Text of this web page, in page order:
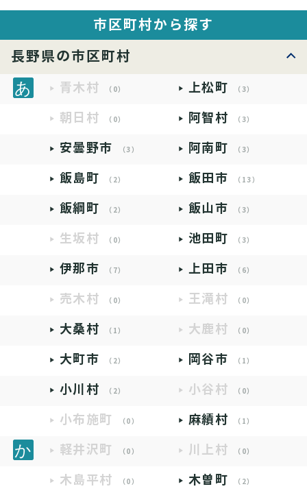
市区町村から探す
長野県の市区町村
青木村 （0） 上松町 （3）
朝日村 （0） 阿智村 （3）
安曇野市 （3） 阿南町 （3）
飯島町 （2） 飯田市 （13）
飯綱町 （2） 飯山市 （3）
生坂村 （0） 池田町 （3）
伊那市 （7） 上田市 （6）
売木村 （0） 王滝村 （0）
大桑村 （1） 大鹿村 （0）
大町市 （2） 岡谷市 （1）
小川村 （2） 小谷村 （0）
小布施町 （0） 麻績村 （1）
軽井沢町 （0） 川上村 （0）
木島平村 （0） 木曽町 （2）